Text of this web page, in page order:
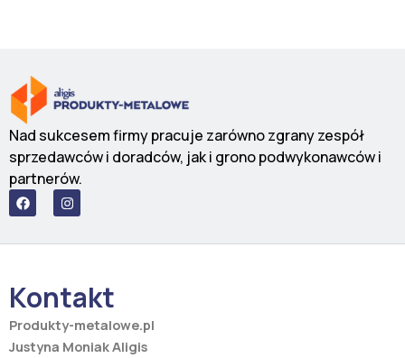
Nad sukcesem firmy pracuje zarówno zgrany zespół
sprzedawców i doradców, jak i grono podwykonawców i
partnerów.
F
a
c
b
k
I
n
s
a
a
m
Kontakt
Produkty-metalowe.pl
Justyna Moniak Aligis